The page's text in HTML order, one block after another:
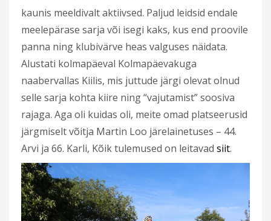
kaunis meeldivalt aktiivsed. Paljud leidsid endale
meelepärase sarja või isegi kaks, kus end proovile
panna ning klubivärve heas valguses näidata.
Alustati kolmapäeval Kolmapäevakuga
naabervallas Kiilis, mis juttude järgi olevat olnud
selle sarja kohta kiire ning “vajutamist” soosiva
rajaga. Aga oli kuidas oli, meite omad platseerusid
järgmiselt võitja Martin Loo järelainetuses – 44.
Arvi ja 66. Karli, Kõik tulemused on leitavad siit.